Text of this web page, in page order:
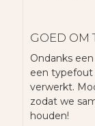
GOED OM
Ondanks
een
verwerkt.
zodat we
houden!